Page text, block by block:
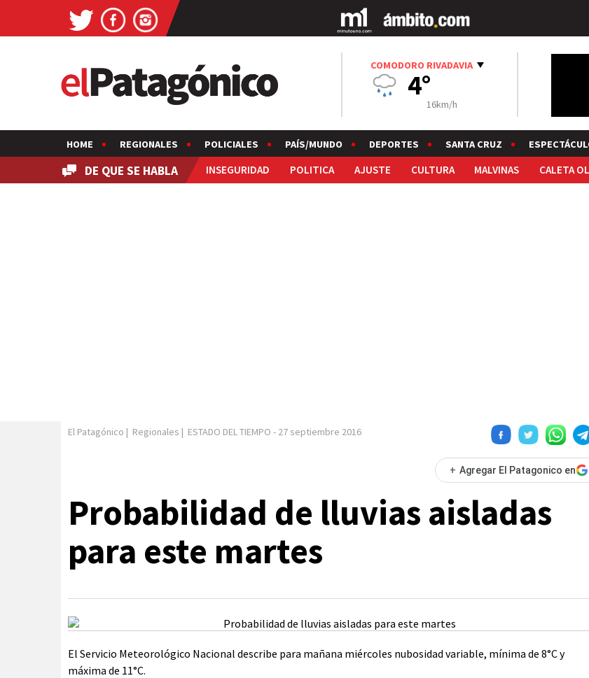
COMODORO RIVADAVIA
4°
16km/h
HOME REGIONALES POLICIALES PAÍS/MUNDO DEPORTES SANTA CRUZ
DE QUE SE HABLA INSEGURIDAD POLITICA AJUSTE CULTURA MALVINAS CALETA
El Patagónico | Regionales | ESTADO DEL TIEMPO - 27 septiembre 2016
+ Agregar El Patagonico en
Probabilidad de lluvias aisladas
para este martes
El Servicio Meteorológico Nacional describe para mañana miércoles nubosidad variable, mínima de 8°C y
máxima de 11°C.